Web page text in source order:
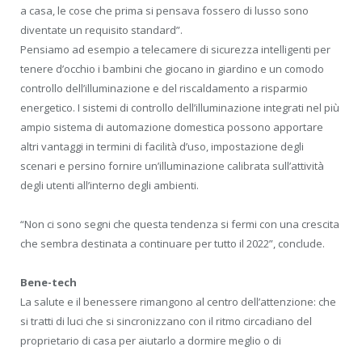
a casa, le cose che prima si pensava fossero di lusso sono
diventate un requisito standard”.
Pensiamo ad esempio a telecamere di sicurezza intelligenti per
tenere d’occhio i bambini che giocano in giardino e un comodo
controllo dell’illuminazione e del riscaldamento a risparmio
energetico. I sistemi di controllo dell’illuminazione integrati nel più
ampio sistema di automazione domestica possono apportare
altri vantaggi in termini di facilità d’uso, impostazione degli
scenari e persino fornire un’illuminazione calibrata sull’attività
degli utenti all’interno degli ambienti.
“Non ci sono segni che questa tendenza si fermi con una crescita
che sembra destinata a continuare per tutto il 2022”, conclude.
Bene-tech
La salute e il benessere rimangono al centro dell’attenzione: che
si tratti di luci che si sincronizzano con il ritmo circadiano del
proprietario di casa per aiutarlo a dormire meglio o di